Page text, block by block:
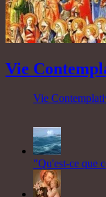
Vie
Vie
"Qu'est-ce que